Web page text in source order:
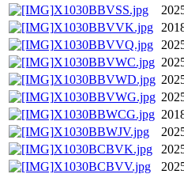
X1030BBVSS.jpg
X1030BBVVK.jpg
X1030BBVVQ.jpg
X1030BBVWC.jpg
X1030BBVWD.jpg
X1030BBVWG.jpg
X1030BBWCG.jpg
X1030BBWJV.jpg
X1030BCBVK.jpg
X1030BCBVV.jpg